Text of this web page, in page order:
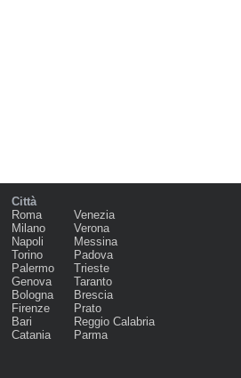
Città
Roma
Milano
Napoli
Torino
Palermo
Genova
Bologna
Firenze
Bari
Catania
Venezia
Verona
Messina
Padova
Trieste
Taranto
Brescia
Prato
Reggio Calabria
Parma